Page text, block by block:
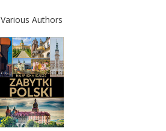
Various Authors